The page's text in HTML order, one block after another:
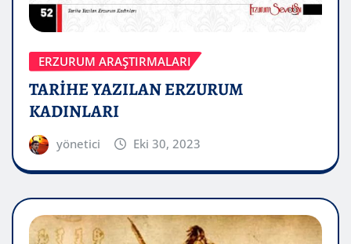
ERZURUM ARAŞTIRMALARI
TARİHE YAZILAN ERZURUM
KADINLARI
yönetici Eki 30, 2023